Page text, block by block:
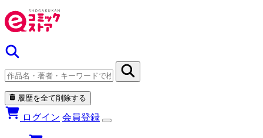
履歴を全て削除する
ログイン 会員登録